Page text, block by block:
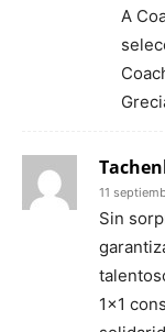
A
11
Sin
1×1